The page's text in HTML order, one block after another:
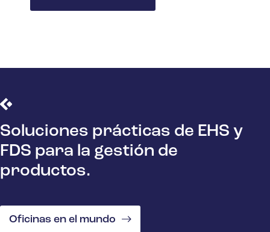
Soluciones prácticas de EHS y
FDS para la gestión de
productos.
Oficinas en el mundo